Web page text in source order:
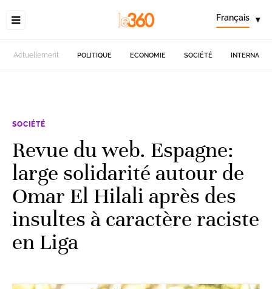
Français ▾
Actuellement POLITIQUE ECONOMIE SOCIÉTÉ
SOCIÉTÉ
Revue du web. Espagne:
large solidarité autour de
Omar El Hilali après des
insultes à caractère raciste
en Liga